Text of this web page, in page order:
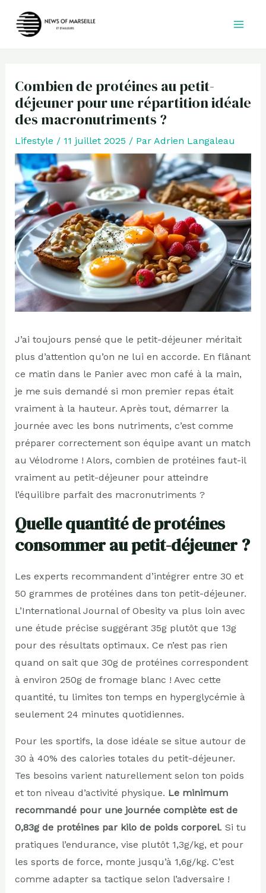
Combien de protéines au petit-
déjeuner pour une répartition idéale
des macronutriments ?
Lifestyle / 11 juillet 2025 / Par Adrien Langaleau
J’ai toujours pensé que le petit-déjeuner méritait
plus d’attention qu’on ne lui en accorde. En flânant
ce matin dans le Panier avec mon café à la main,
je me suis demandé si mon premier repas était
vraiment à la hauteur. Après tout, démarrer la
journée avec les bons nutriments, c’est comme
préparer correctement son équipe avant un match
au Vélodrome ! Alors, combien de protéines faut-il
vraiment au petit-déjeuner pour atteindre
l’équilibre parfait des macronutriments ?
Quelle quantité de protéines
consommer au petit-déjeuner ?
Les experts recommandent d’intégrer entre 30 et
50 grammes de protéines dans ton petit-déjeuner.
L’International Journal of Obesity va plus loin avec
une étude précise suggérant 35g plutôt que 13g
pour des résultats optimaux. Ce n’est pas rien
quand on sait que 30g de protéines correspondent
à environ 250g de fromage blanc ! Avec cette
quantité, tu limites ton temps en hyperglycémie à
seulement 24 minutes quotidiennes.
Pour les sportifs, la dose idéale se situe autour de
30 à 40% des calories totales du petit-déjeuner.
Tes besoins varient naturellement selon ton poids
et ton niveau d’activité physique. Le minimum
recommandé pour une journée complète est de
0,83g de protéines par kilo de poids corporel. Si tu
pratiques l’endurance, vise plutôt 1,3g/kg, et pour
les sports de force, monte jusqu’à 1,6g/kg. C’est
comme adapter sa tactique selon l’adversaire !